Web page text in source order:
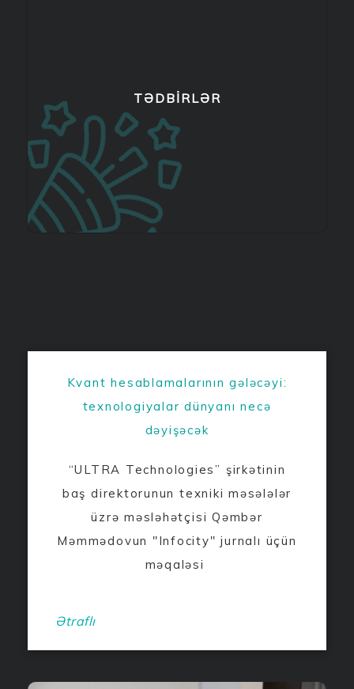
TƏDBIRLƏR
Kvant hesablamalarının gələcəyi:
texnologiyalar dünyanı necə
dəyişəcək
“ULTRA Technologies” şirkətinin
baş direktorunun texniki məsələlər
üzrə məsləhətçisi Qəmbər
Məmmədovun "Infocity" jurnalı üçün
məqaləsi
Ətraflı